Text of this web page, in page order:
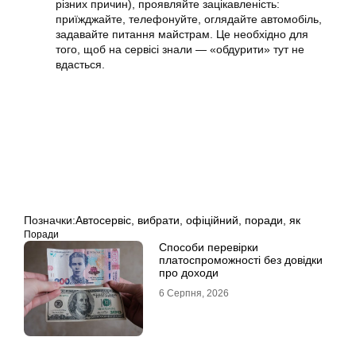
різних причин), проявляйте зацікавленість:
приїжджайте, телефонуйте, оглядайте автомобіль,
задавайте питання майстрам. Це необхідно для
того, щоб на сервісі знали — «обдурити» тут не
вдасться.
Позначки:Автосервіс вибрати офіційний поради як
Поради
Способи перевірки
платоспроможності без довідки
про доходи
6 Серпня, 2026